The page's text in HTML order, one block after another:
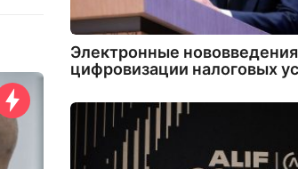
Электронные
цифровизации налоговых